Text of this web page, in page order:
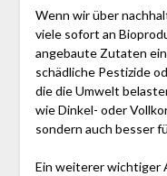
Wenn wir über
viele sofort an
angebaute Zutaten
schädliche Pestizide
die die Umwelt
wie Dinkel- oder
sondern auch besser
Ein weiterer wichtiger